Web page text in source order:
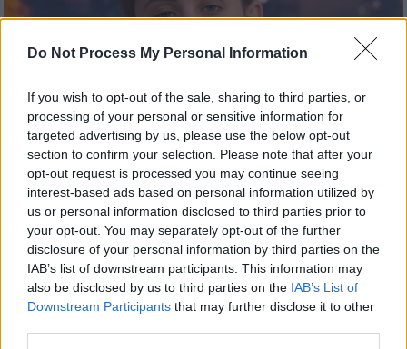
Do Not Process My Personal Information
If you wish to opt-out of the sale, sharing to third parties, or
processing of your personal or sensitive information for
targeted advertising by us, please use the below opt-out
section to confirm your selection. Please note that after your
opt-out request is processed you may continue seeing
interest-based ads based on personal information utilized by
us or personal information disclosed to third parties prior to
your opt-out. You may separately opt-out of the further
disclosure of your personal information by third parties on the
IAB’s list of downstream participants. This information may
also be disclosed by us to third parties on the IAB’s List of
Downstream Participants that may further disclose it to other
Ειρήνη Μουρτζούκου
Προσθέστε το ΕΘΝΟΣ στη Google
Ανατροπή στα λεγόμενα τηςέκανε ηΕιρήνη
Μουρτζούκου, καθώς αποκάλυψε ότι
γνώριζε τηΡούλα Πισπιρίγκουαλλά και πως
έχει πάει στο σπίτι της στο παρελθόν.